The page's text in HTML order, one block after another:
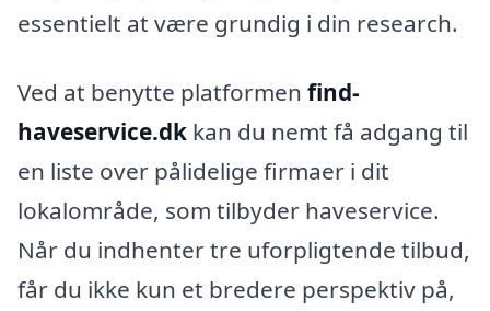
essentielt at være grundig i din research.
Ved at benytte platformen find-
haveservice.dk kan du nemt få adgang til
en liste over pålidelige firmaer i dit
lokalområde, som tilbyder haveservice.
Når du indhenter tre uforpligtende tilbud,
får du ikke kun et bredere perspektiv på,